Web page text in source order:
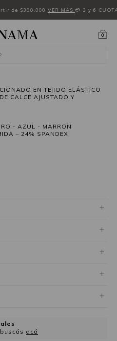
de $300.000 VER MÁS 💳 3 y 6
0
EN TEJIDO ELÁSTICO
CALCE AJUSTADO Y
- AZUL - MARRON
– 24% SPANDEX
acá